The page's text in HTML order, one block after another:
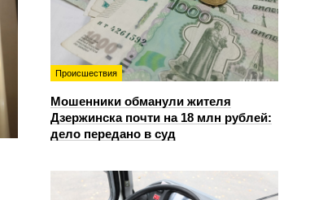
Происшествия
Мошенники обманули жителя
Дзержинска почти на 18 млн рублей:
дело передано в суд